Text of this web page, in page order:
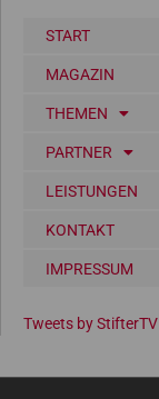
START
MAGAZIN
THEMEN
PARTNER
LEISTUNGEN
KONTAKT
IMPRESSUM
Tweets by StifterTV